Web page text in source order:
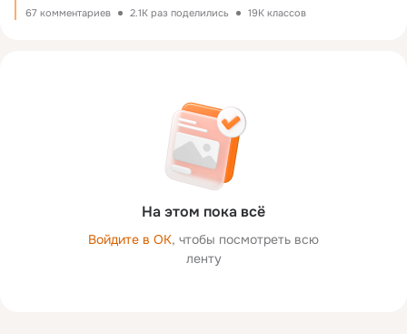
67 комментариев 2.1K раз поделились 19K классов
На этом пока всё
Войдите в ОК, чтобы посмотреть всю
ленту